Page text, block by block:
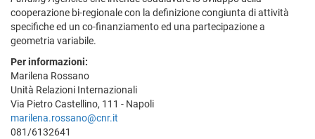
cooperazione bi-regionale con la definizione congiunta di attività
specifiche ed un co-finanziamento ed una partecipazione a
geometria variabile.
Per informazioni:
Marilena Rossano
Unità Relazioni Internazionali
Via Pietro Castellino, 111 - Napoli
marilena.rossano@cnr.it
081/6132641